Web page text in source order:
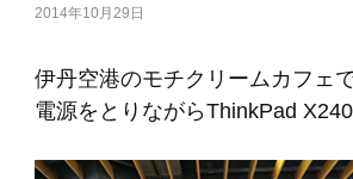
2014年10月29日
伊丹空港のモチクリームカフェ
電源をとりながらThinkPad